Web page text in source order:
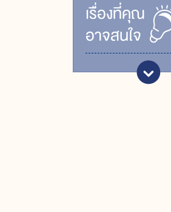
เรื่ิองที่คุณ
อาจสนใจ